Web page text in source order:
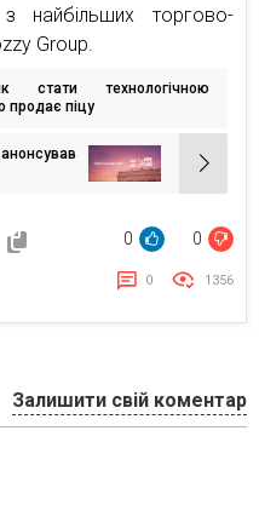
найбільших торгово-
Group.
стати технологічною
продає піцу
0 0
0 1356
Залишити свій коментар